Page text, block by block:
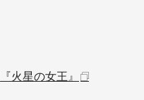
『火星の女王』